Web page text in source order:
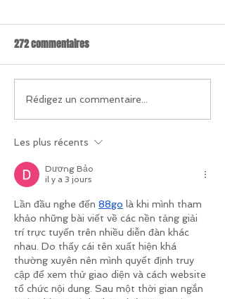
272 commentaires
Rédigez un commentaire...
Les plus récents
Dương Bảo
il y a 3 jours
Lần đầu nghe đến 88go là khi mình tham
khảo những bài viết về các nền tảng giải
trí trực tuyến trên nhiều diễn đàn khác
nhau. Do thấy cái tên xuất hiện khá
thường xuyên nên mình quyết định truy
cập để xem thử giao diện và cách website
tổ chức nội dung. Sau một thời gian ngắn